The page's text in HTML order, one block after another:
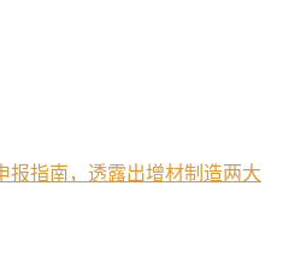
报指南，透露出增材制造两大